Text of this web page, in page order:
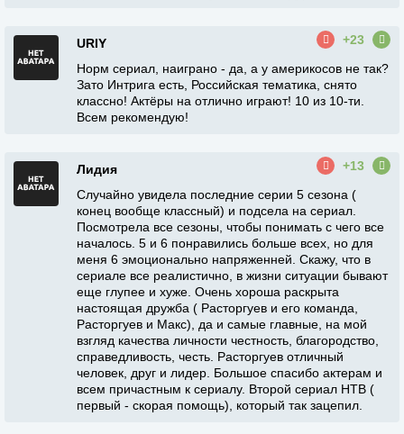
URIY
+23
Норм сериал, наиграно - да, а у америкосов не так?
Зато Интрига есть, Российская тематика, снято
классно! Актёры на отлично играют! 10 из 10-ти.
Всем рекомендую!
Лидия
+13
Случайно увидела последние серии 5 сезона (
конец вообще классный) и подсела на сериал.
Посмотрела все сезоны, чтобы понимать с чего все
началось. 5 и 6 понравились больше всех, но для
меня 6 эмоционально напряженней. Скажу, что в
сериале все реалистично, в жизни ситуации бывают
еще глупее и хуже. Очень хороша раскрыта
настоящая дружба ( Расторгуев и его команда,
Расторгуев и Макс), да и самые главные, на мой
взгляд качества личности честность, благородство,
справедливость, честь. Расторгуев отличный
человек, друг и лидер. Большое спасибо актерам и
всем причастным к сериалу. Второй сериал НТВ (
первый - скорая помощь), который так зацепил.